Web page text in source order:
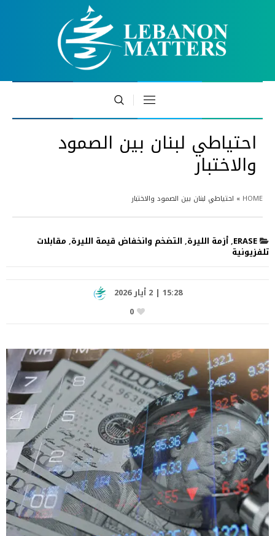
احتياطي لبنان بين الصمود
والاختبار
HOME
» احتياطي لبنان بين الصمود والاختبار
ERASE
,أزمة الليرة, التضخم وانخفاض قيمة الليرة, مقابلات
تلفزيونية
15:28 | 2 أيار 2026
0